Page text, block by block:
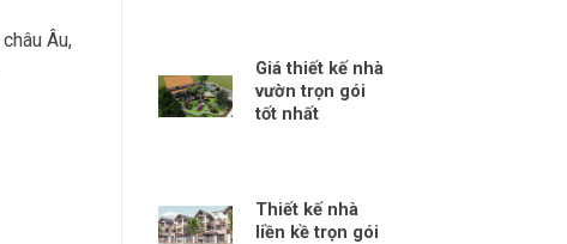
Âu,
Giá thiết kế nhà
vườn trọn gói
tốt nhất
Thiết kế nhà
liền kề trọn gói